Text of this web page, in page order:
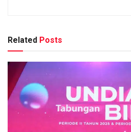
Related Posts